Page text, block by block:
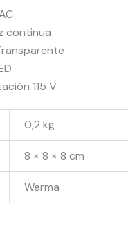
continua
115 V
0,2 kg
8 × 8 × 8 cm
Werma